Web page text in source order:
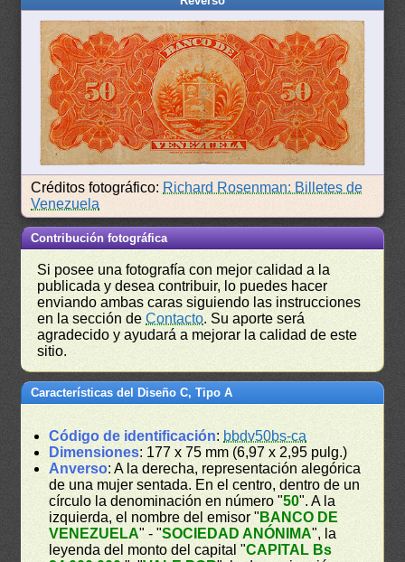
Créditos fotográfico: Richard Rosenman: Billetes de
Venezuela
Contribución fotográfica
Si posee una fotografía con mejor calidad a la
publicada y desea contribuir, lo puedes hacer
enviando ambas caras siguiendo las instrucciones
en la sección deContacto. Su aporte será
agradecido y ayudará a mejorar la calidad de este
sitio.
Características del Diseño C, Tipo A
Código de identificación: bbdv50bs-ca
Dimensiones: 177 x 75 mm (6,97 x 2,95 pulg.)
Anverso: A la derecha, representación alegórica
de una mujer sentada. En el centro, dentro de un
círculo la denominación en número "50". A la
izquierda, el nombre del emisor " BANCO DE
VENEZUELA" - "SOCIEDAD ANÓNIMA", la
leyenda del monto del capital "CAPITAL Bs